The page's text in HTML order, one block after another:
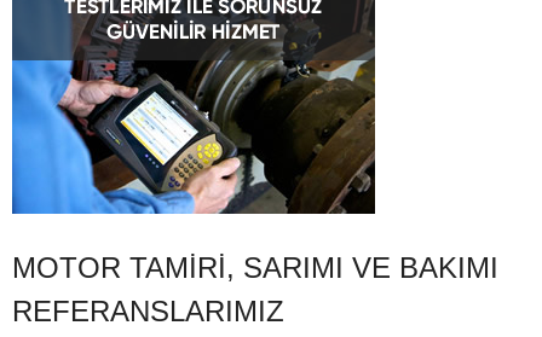
MOTOR TAMIRI, SARIMI VE BAKIMI
REFERANSLARIMIZ